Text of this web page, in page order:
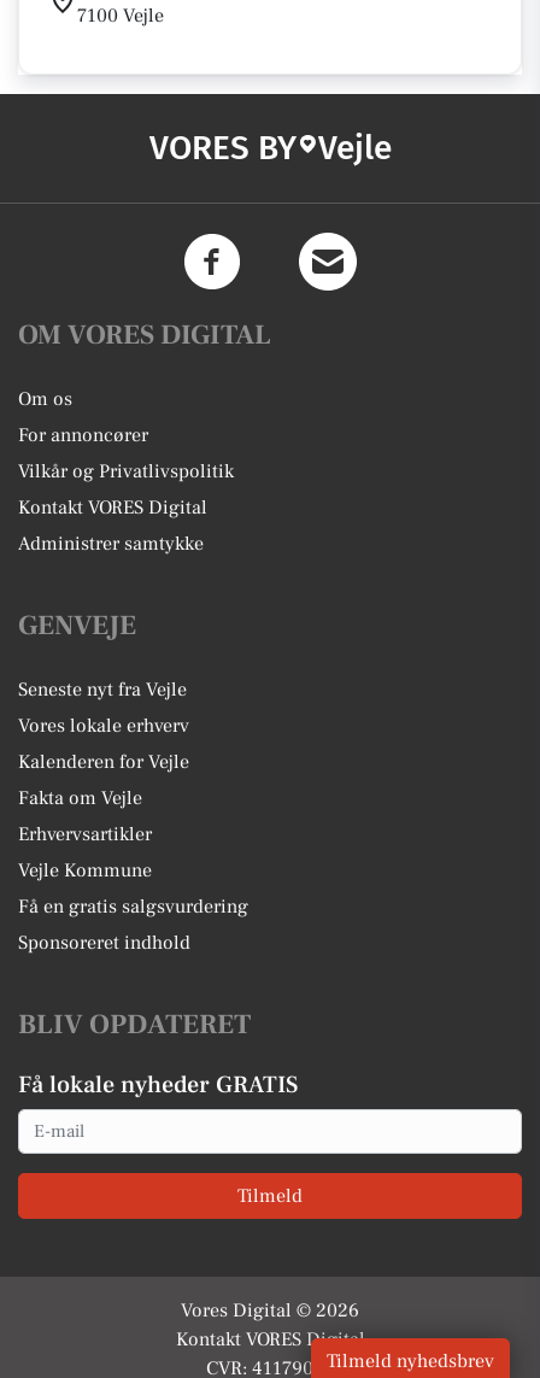
7100 Vejle
VORES BY Vejle
OM VORES DIGITAL
Om os
For annoncører
Vilkår og Privatlivspolitik
Kontakt VORES Digital
Administrer samtykke
GENVEJE
Seneste nyt fra Vejle
Vores lokale erhverv
Kalenderen for Vejle
Fakta om Vejle
Erhvervsartikler
Vejle Kommune
Få en gratis salgsvurdering
Sponsoreret indhold
BLIV OPDATERET
Få lokale nyheder GRATIS
Email
Tilmeld
Vores Digital © 2026
Kontakt VORES Digital
CVR: 41179082Tilmeld nyhedsbrev